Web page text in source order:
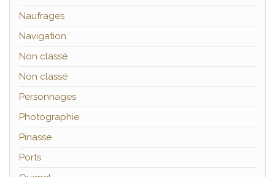
Naufrages
Navigation
Non classé
Non classé
Personnages
Photographie
Pinasse
Ports